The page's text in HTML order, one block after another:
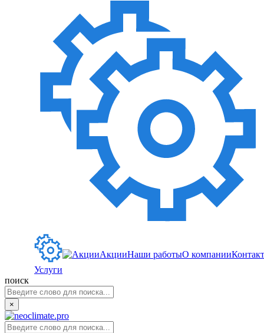
Услуги
АкцииНаши работыО компании
поиск
×